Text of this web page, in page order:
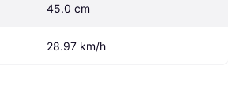
45.0 cm
28.97 km/h